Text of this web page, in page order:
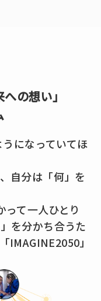
の想い」
になっていてほ
自分は「何」を
て一人ひとり
を分かち合うた
IMAGINE2050」